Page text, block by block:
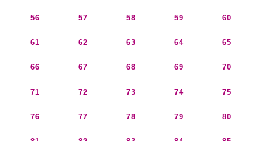
56 57 58 59 60
61 62 63 64 65
66 67 68 69 70
71 72 73 74 75
76 77 78 79 80